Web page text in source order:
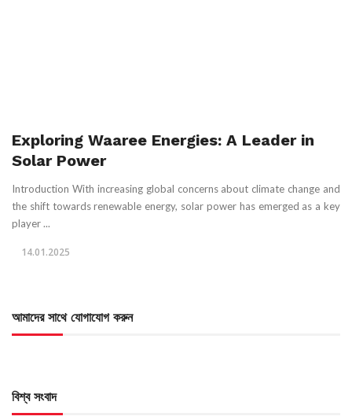
Exploring Waaree Energies: A Leader in
Solar Power
Introduction With increasing global concerns about climate change and
the shift towards renewable energy, solar power has emerged as a key
player ...
14.01.2025
আমাদের সাথে যোগাযোগ করুন
বিশ্ব সংবাদ